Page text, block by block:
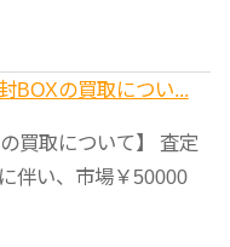
BOXの買取につい...
買取について】 査定
伴い、市場￥50000